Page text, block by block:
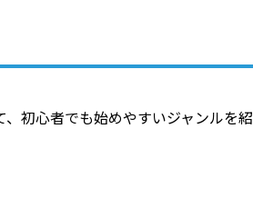
初心者でも始めやすいジャンルを紹